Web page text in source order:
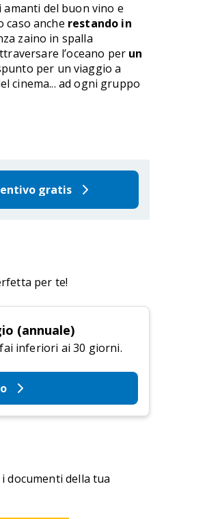
del buon vino e
caso anche restando in
zaino in spalla
l’oceano per un
per un viaggio a
cinema... ad ogni gruppo
gratis
per te!
(annuale)
inferiori ai 30 giorni.
documenti della tua